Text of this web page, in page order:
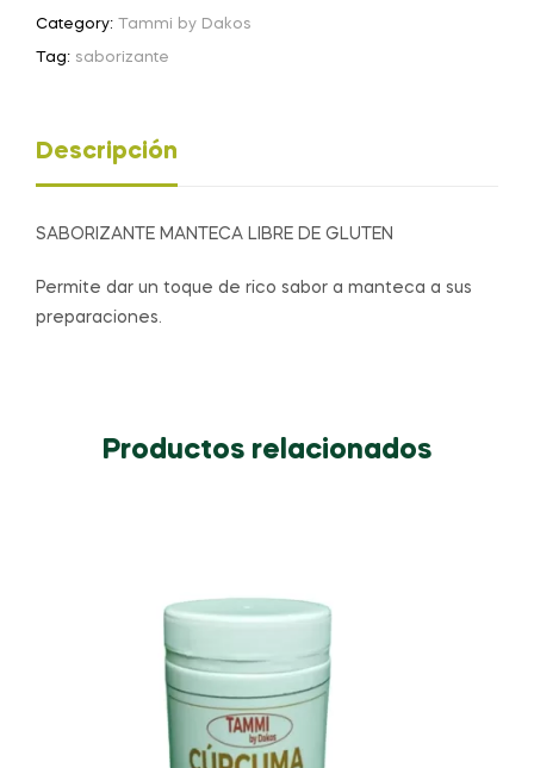
Category: Tammi by Dakos
Tag: saborizante
Descripción
SABORIZANTE MANTECA LIBRE DE GLUTEN
Permite dar un toque de rico sabor a manteca a sus
preparaciones.
Productos relacionados